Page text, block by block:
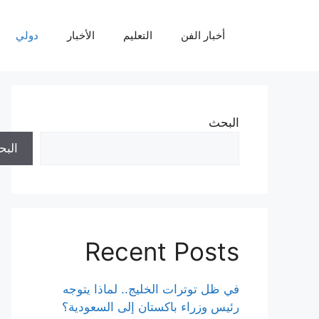
أخبار الفن التعليم الأخبار دولي
البحث
Recent Posts
في ظل توترات الخليج.. لماذا يتوجه
رئيس وزراء باكستان إلى السعودية؟